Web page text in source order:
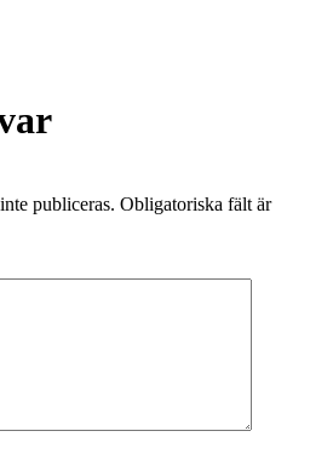
publiceras. Obligatoriska fält är